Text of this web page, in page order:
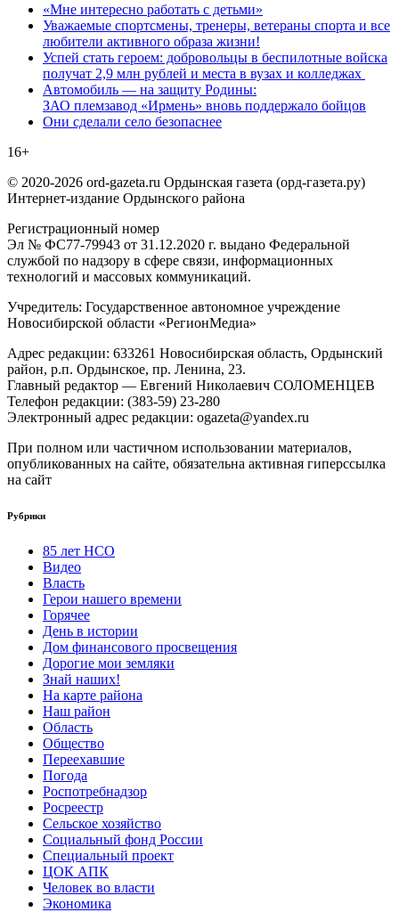
«Мне интересно работать с детьми»
Уважаемые спортсмены, тренеры, ветераны спорта и все
любители активного образа жизни!
Успей стать героем: добровольцы в беспилотные войска
получат 2,9 млн рублей и места в вузах и колледжах
Автомобиль — на защиту Родины:
ЗАО племзавод «Ирмень» вновь поддержало бойцов
Они сделали село безопаснее
16+
© 2020-2026 ord-gazeta.ru Ордынская газета (орд-газета.ру)
Интернет-издание Ордынского района
Регистрационный номер
Эл № ФС77-79943 от 31.12.2020 г. выдано Федеральной
службой по надзору в сфере связи, информационных
технологий и массовых коммуникаций.
Учредитель: Государственное автономное учреждение
Новосибирской области «РегионМедиа»
Адрес редакции: 633261 Новосибирская область, Ордынский
район, р.п. Ордынское, пр. Ленина, 23.
Главный редактор — Евгений Николаевич СОЛОМЕНЦЕВ
Телефон редакции: (383-59) 23-280
Электронный адрес редакции: ogazeta@yandex.ru
При полном или частичном использовании материалов,
опубликованных на сайте, обязательна активная гиперссылка
на сайт
Рубрики
85 лет НСО
Видео
Власть
Герои нашего времени
Горячее
День в истории
Дом финансового просвещения
Дорогие мои земляки
Знай наших!
На карте района
Наш район
Область
Общество
Переехавшие
Погода
Роспотребнадзор
Росреестр
Сельское хозяйство
Социальный фонд России
Специальный проект
ЦОК АПК
Человек во власти
Экономика